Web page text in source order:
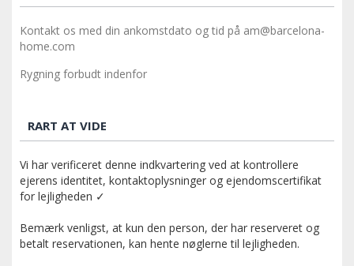
Kontakt os med din ankomstdato og tid på am@barcelona-
home.com
Rygning forbudt indenfor
RART AT VIDE
Vi har verificeret denne indkvartering ved at kontrollere
ejerens identitet, kontaktoplysninger og ejendomscertifikat
for lejligheden ✓
Bemærk venligst, at kun den person, der har reserveret og
betalt reservationen, kan hente nøglerne til lejligheden.